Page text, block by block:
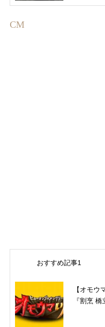
CM
おすすめ記事1
【オモウ
『割烹 橋